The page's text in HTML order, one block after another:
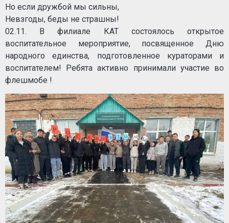
Но если дружбой мы сильны,
Невзгоды, беды не страшны!
02.11. В филиале КАТ состоялось открытое
воспитательное мероприятие, посвященное Дню
народного единства, подготовленное кураторами и
воспитателем! Ребята активно принимали участие во
флешмобе !